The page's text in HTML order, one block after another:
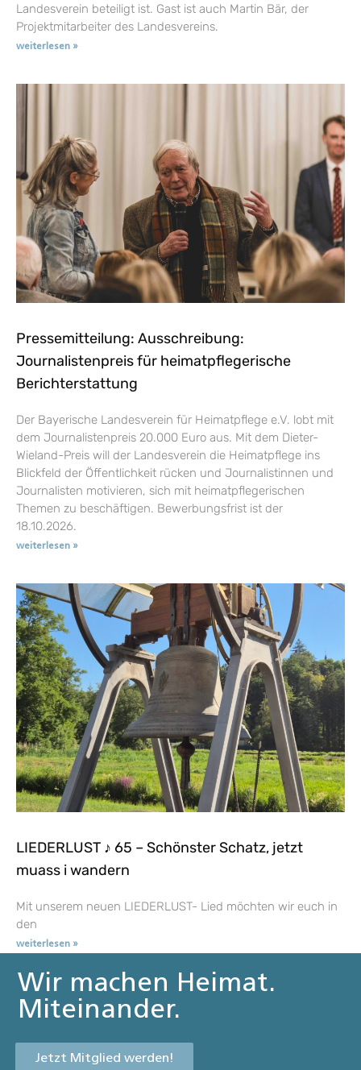
Landesverein beteiligt ist. Gast ist auch Martin Bär, der
Projektmitarbeiter des Landesvereins.
weiterlesen »
Pressemitteilung: Ausschreibung:
Journalistenpreis für heimatpflegerische
Berichterstattung
Der Bayerische Landesverein für Heimatpflege e.V. lobt mit
dem Journalistenpreis 20.000 Euro aus. Mit dem Dieter-
Wieland-Preis will der Landesverein die Heimatpflege ins
Blickfeld der Öffentlichkeit rücken und Journalistinnen und
Journalisten motivieren, sich mit heimatpflegerischen
Themen zu beschäftigen. Bewerbungsfrist ist der
18.10.2026.
weiterlesen »
LIEDERLUST ♪ 65 – Schönster Schatz, jetzt
muass i wandern
Mit unserem neuen LIEDERLUST- Lied möchten wir euch in
den
weiterlesen »
Wir machen Heimat.
Miteinander.
Jetzt Mitglied werden!